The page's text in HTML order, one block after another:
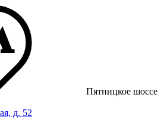
Пятницкое шоссе
д. 52